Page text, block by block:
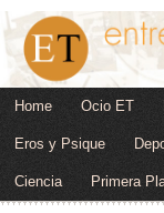
Home Ocio ET
Eros y Psique
Ciencia Primera